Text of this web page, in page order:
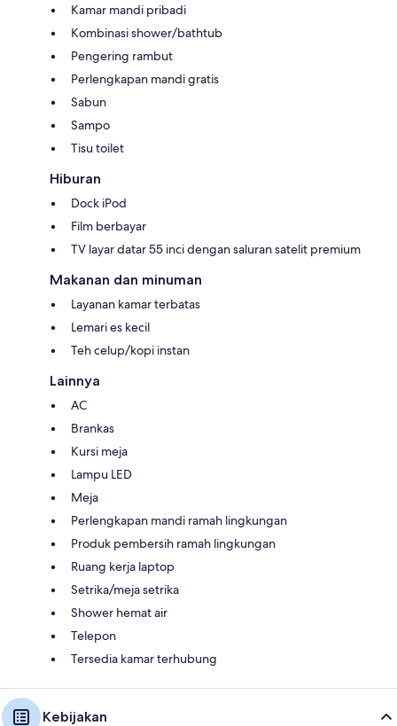
Kamar mandi pribadi
Kombinasi shower/bathtub
Pengering rambut
Perlengkapan mandi gratis
Sabun
Sampo
Tisu toilet
Hiburan
Dock iPod
Film berbayar
TV layar datar 55 inci dengan saluran satelit premium
Makanan dan minuman
Layanan kamar terbatas
Lemari es kecil
Teh celup/kopi instan
Lainnya
AC
Brankas
Kursi meja
Lampu LED
Meja
Perlengkapan mandi ramah lingkungan
Produk pembersih ramah lingkungan
Ruang kerja laptop
Setrika/meja setrika
Shower hemat air
Telepon
Tersedia kamar terhubung
Kebijakan